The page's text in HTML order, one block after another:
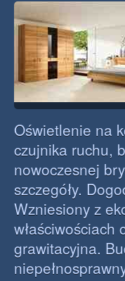
Oświetlenie na
czujnika ruchu,
nowoczesnej
szczegóły.
Wzniesiony z
właściwościach
grawitacyjna.